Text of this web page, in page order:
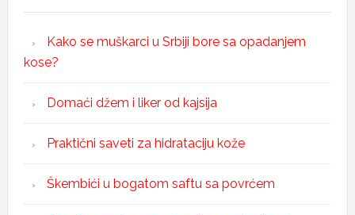
Kako se muškarci u Srbiji bore sa opadanjem
kose?
Domaći džem i liker od kajsija
Praktični saveti za hidrataciju kože
Škembići u bogatom saftu sa povrćem